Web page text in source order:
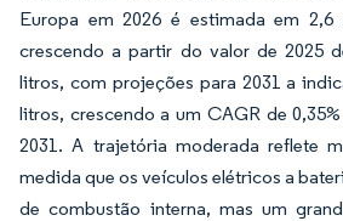
Europa em 2026 é estimada em
crescendo a partir do valor de 2025
litros, com projeções para 2031 a
litros, crescendo a um CAGR de
2031. A trajetória moderada reflete
medida que os veículos elétricos a
de combustão interna, mas um